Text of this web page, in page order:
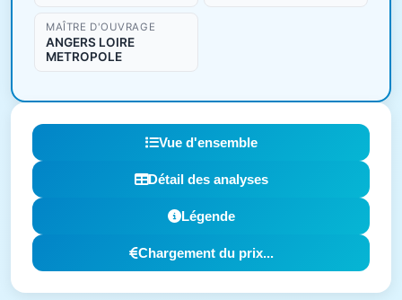
MAÎTRE D'OUVRAGE
ANGERS LOIRE
METROPOLE
Vue d'ensemble
Détail des analyses
Légende
Chargement du prix...